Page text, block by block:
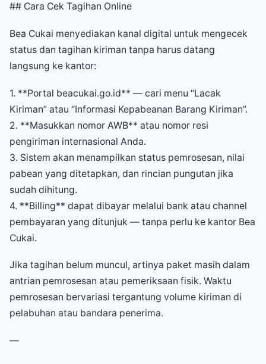
## Cara Cek Tagihan Online
Bea Cukai menyediakan kanal digital untuk mengecek
status dan tagihan kiriman tanpa harus datang
langsung ke kantor:
1. **Portal beacukai.go.id** — cari menu “Lacak
Kiriman” atau “Informasi Kepabeanan Barang Kiriman”.
2. **Masukkan nomor AWB** atau nomor resi
pengiriman internasional Anda.
3. Sistem akan menampilkan status pemrosesan, nilai
pabean yang ditetapkan, dan rincian pungutan jika
sudah dihitung.
4. **Billing** dapat dibayar melalui bank atau channel
pembayaran yang ditunjuk — tanpa perlu ke kantor Bea
Cukai.
Jika tagihan belum muncul, artinya paket masih dalam
antrian pemrosesan atau pemeriksaan fisik. Waktu
pemrosesan bervariasi tergantung volume kiriman di
pelabuhan atau bandara penerima.
—